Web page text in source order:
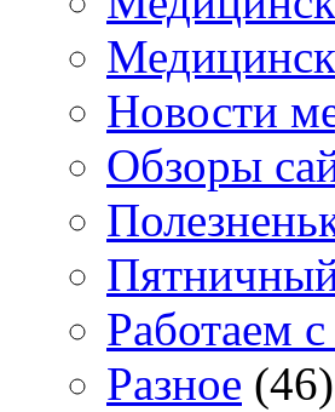
Новости
Обзоры
Работаем
Разное (46)